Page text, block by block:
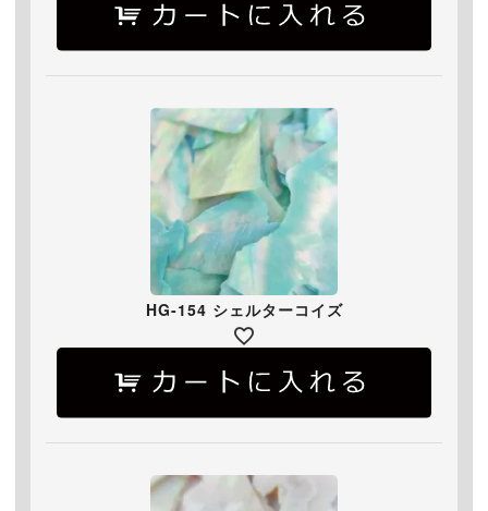
HG-154 シェルターコイズ